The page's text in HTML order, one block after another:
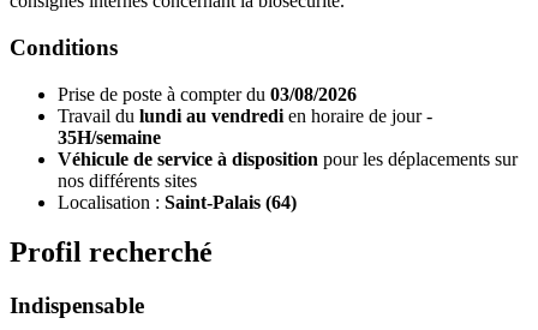
Conditions
Prise de poste à compter du 03/08/2026
Travail du lundi au vendredi en horaire de jour -
35H/semaine
Véhicule de service à disposition pour les déplacements sur
nos différents sites
Localisation : Saint-Palais (64)
Profil recherché
Indispensable